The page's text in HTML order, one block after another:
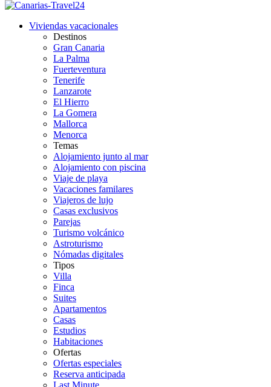
Viviendas vacacionales
Destinos
Gran Canaria
La Palma
Fuerteventura
Tenerife
Lanzarote
El Hierro
La Gomera
Mallorca
Menorca
Temas
Alojamiento junto al mar
Alojamiento con piscina
Viaje de playa
Vacaciones familares
Viajeros de lujo
Casas exclusivos
Parejas
Turismo volcánico
Astroturismo
Nómadas digitales
Tipos
Villa
Finca
Suites
Apartamentos
Casas
Estudios
Habitaciones
Ofertas
Ofertas especiales
Reserva anticipada
Last Minute